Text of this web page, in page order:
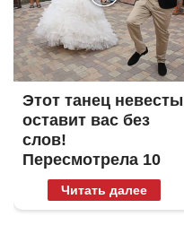
Этот танец невесты
оставит вас без
слов!
Пересмотрела 10
раз
Читать далее